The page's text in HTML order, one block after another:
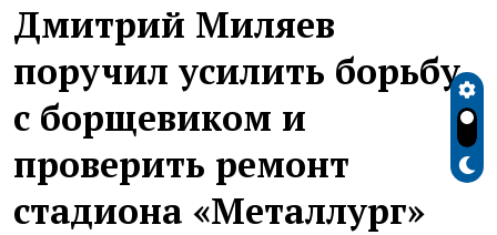
Дмитрий Миляев
поручил усилить борьбу
с борщевиком и
проверить ремонт
стадиона «Металлург»